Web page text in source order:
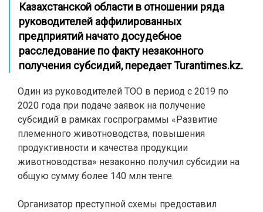
Казахстанской области в отношении ряда
руководителей аффилированных
предприятий начато досудебное
расследование по факту незаконного
получения субсидий, передаетTurantimes.kz.
Один из руководителей ТОО в период с 2019 по
2020 года при подаче заявок на получение
субсидий в рамках госпрограммы «Развитие
племенного животноводства, повышения
продуктивности и качества продукции
животноводства» незаконно получил субсидии на
общую сумму более 140 млн тенге.
Организатор преступной схемы предоставил